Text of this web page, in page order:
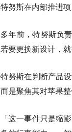
特努斯在内部推进
多年前，特努斯负
若要更换新设计，
特努斯在判断产品
而是聚焦其对苹果整
「这一事件只是缩